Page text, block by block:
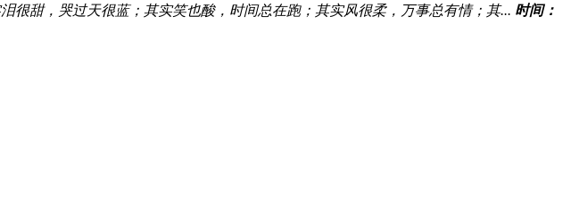
很甜，哭过天很蓝；其实笑也酸，时间总在跑；其实风很柔，万事总有情；其... 时间：